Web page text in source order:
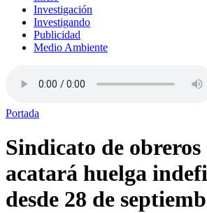
Investigación
Investigando
Publicidad
Medio Ambiente
Portada
Sindicato de obreros
acatará huelga
desde 28 de